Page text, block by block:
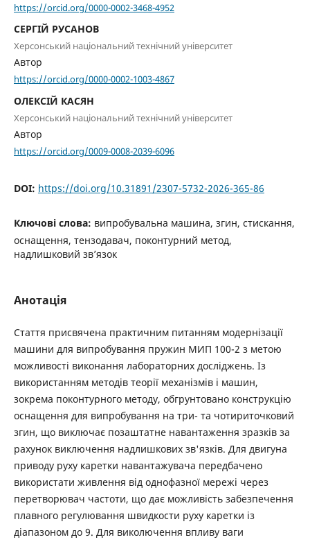
https://orcid.org/0000-0002-3468-4952
СЕРГІЙ РУСАНОВ
Херсонський національний технічний університет
Автор
https://orcid.org/0000-0002-1003-4867
ОЛЕКСІЙ КАСЯН
Херсонський національний технічний університет
Автор
https://orcid.org/0009-0008-2039-6096
DOI: https://doi.org/10.31891/2307-5732-2026-365-86
Ключові слова: випробувальна машина, згин, стискання,
оснащення, тензодавач, поконтурний метод,
надлишковий зв՚язок
Анотація
Стаття присвячена практичним питанням модернізації
машини для випробування пружин МИП 100-2 з метою
можливості виконання лабораторних досліджень. Із
використанням методів теорії механізмів і машин,
зокрема поконтурного методу, обгрунтовано конструкцію
оснащення для випробування на три- та чотириточковий
згин, що виключає позаштатне навантаження зразків за
рахунок виключення надлишкових зв'язків. Для двигуна
приводу руху каретки навантажувача передбачено
використати живлення від однофазної мережі через
перетворювач частоти, що дає можливість забезпечення
плавного регулювання швидкости руху каретки із
діапазоном до 9. Для виколючення впливу ваги